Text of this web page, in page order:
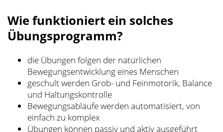
Wie funktioniert ein solches
Übungsprogramm?
die Übungen folgen der natürlichen
Bewegungsentwicklung eines Menschen
geschult werden Grob- und Feinmotorik, Balance
und Haltungskontrolle
Bewegungsabläufe werden automatisiert, von
einfach zu komplex
Übungen können passiv und aktiv ausgeführt